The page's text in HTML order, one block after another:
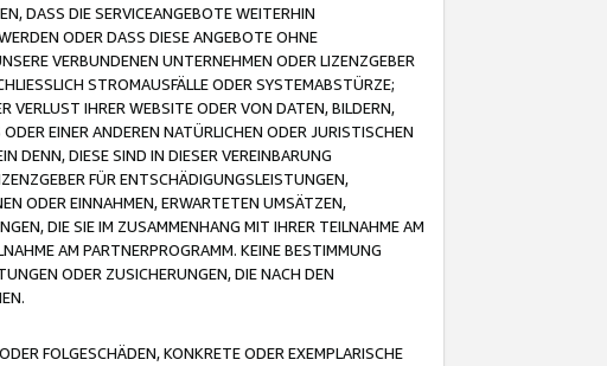
DASS DIE SERVICEANGEBOTE WEITERHIN
ODER DASS DIESE ANGEBOTE OHNE
VERBUNDENEN UNTERNEHMEN ODER LIZENZGEBER
STROMAUSFÄLLE ODER SYSTEMABSTÜRZE;
VERLUST IHRER WEBSITE ODER VON DATEN, BILDERN,
EINER ANDEREN NATÜRLICHEN ODER JURISTISCHEN
DENN, DIESE SIND IN DIESER VEREINBARUNG
FÜR ENTSCHÄDIGUNGSLEISTUNGEN,
ODER EINNAHMEN, ERWARTETEN UMSÄTZEN,
DIE SIE IM ZUSAMMENHANG MIT IHRER TEILNAHME AM
AM PARTNERPROGRAMM. KEINE BESTIMMUNG
ODER ZUSICHERUNGEN, DIE NACH DEN
FOLGESCHÄDEN, KONKRETE ODER EXEMPLARISCHE